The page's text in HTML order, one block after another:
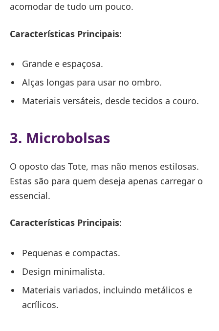
acomodar de tudo um pouco.
Características Principais:
Grande e espaçosa.
Alças longas para usar no ombro.
Materiais versáteis, desde tecidos a couro.
3. Microbolsas
O oposto das Tote, mas não menos estilosas.
Estas são para quem deseja apenas carregar o
essencial.
Características Principais:
Pequenas e compactas.
Design minimalista.
Materiais variados, incluindo metálicos e
acrílicos.